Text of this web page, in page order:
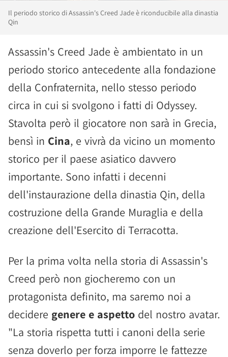
Il periodo storico di Assassin's Creed Jade è riconducibile alla dinastia
Qin
Assassin's Creed Jade è ambientato in un
periodo storico antecedente alla fondazione
della Confraternita, nello stesso periodo
circa in cui si svolgono i fatti di Odyssey.
Stavolta però il giocatore non sarà in Grecia,
bensì in Cina, e vivrà da vicino un momento
storico per il paese asiatico davvero
importante. Sono infatti i decenni
dell'instaurazione della dinastia Qin, della
costruzione della Grande Muraglia e della
creazione dell'Esercito di Terracotta.
Per la prima volta nella storia di Assassin's
Creed però non giocheremo con un
protagonista definito, ma saremo noi a
decidere genere e aspetto del nostro avatar.
"La storia rispetta tutti i canoni della serie
senza doverlo per forza imporre le fattezze